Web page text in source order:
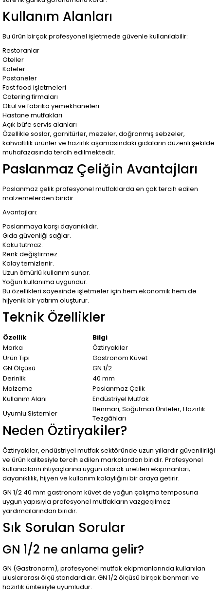
Kullanım Alanları
Bu ürün birçok profesyonel işletmede güvenle kullanılabilir:
Restoranlar
Oteller
Kafeler
Pastaneler
Fast food işletmeleri
Catering firmaları
Okul ve fabrika yemekhaneleri
Hastane mutfakları
Açık büfe servis alanları
Özellikle soslar, garnitürler, mezeler, doğranmış sebzeler,
kahvaltılık ürünler ve hazırlık aşamasındaki gıdaların düzenli şekilde
muhafazasında tercih edilmektedir.
Paslanmaz Çeliğin Avantajları
Paslanmaz çelik profesyonel mutfaklarda en çok tercih edilen
malzemelerden biridir.
Avantajları:
Paslanmaya karşı dayanıklıdır.
Gıda güvenliği sağlar.
Koku tutmaz.
Renk değiştirmez.
Kolay temizlenir.
Uzun ömürlü kullanım sunar.
Yoğun kullanıma uygundur.
Bu özellikleri sayesinde işletmeler için hem ekonomik hem de
hijyenik bir yatırım oluşturur.
Teknik Özellikler
Özellik
Bilgi
Marka
Öztiryakiler
Ürün Tipi
Gastronom Küvet
GN Ölçüsü
GN 1/2
Derinlik
40 mm
Malzeme
Paslanmaz Çelik
Kullanım Alanı
Endüstriyel Mutfak
Uyumlu Sistemler
Benmari, Soğutmalı Üniteler, Hazırlık
Tezgâhları
Neden Öztiryakiler?
Öztiryakiler, endüstriyel mutfak sektöründe uzun yıllardır güvenilirliği
ve ürün kalitesiyle tercih edilen markalardan biridir. Profesyonel
kullanıcıların ihtiyaçlarına uygun olarak üretilen ekipmanları;
dayanıklılık, hijyen ve kullanım kolaylığını bir araya getirir.
GN 1/2 40 mm gastronom küvet de yoğun çalışma temposuna
uygun yapısıyla profesyonel mutfakların vazgeçilmez
yardımcılarından biridir.
Sık Sorulan Sorular
GN 1/2 ne anlama gelir?
GN (Gastronorm), profesyonel mutfak ekipmanlarında kullanılan
uluslararası ölçü standardıdır. GN 1/2 ölçüsü birçok benmari ve
hazırlık ünitesiyle uyumludur.